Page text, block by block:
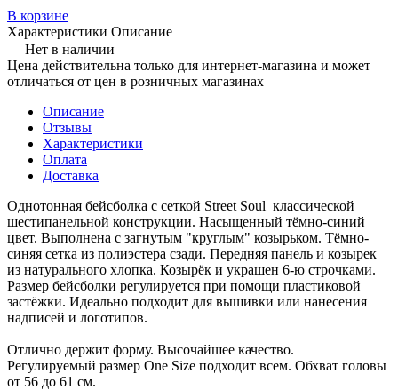
В корзине
Характеристики Описание
Нет в наличии
Цена действительна только для интернет-магазина и может
отличаться от цен в розничных магазинах
Описание
Отзывы
Характеристики
Оплата
Доставка
Однотонная бейсболка с сеткой Street Soul классической
шестипанельной конструкции. Насыщенный тёмно-синий
цвет. Выполнена с загнутым "круглым" козырьком. Тёмно-
синяя сетка из полиэстера сзади. Передняя панель и козырек
из натурального хлопка. Козырёк и украшен 6-ю строчками.
Размер бейсболки регулируется при помощи пластиковой
застёжки. Идеально подходит для вышивки или нанесения
надписей и логотипов.
Отлично держит форму. Высочайшее качество.
Регулируемый размер One Size подходит всем. Обхват головы
от 56 до 61 см.